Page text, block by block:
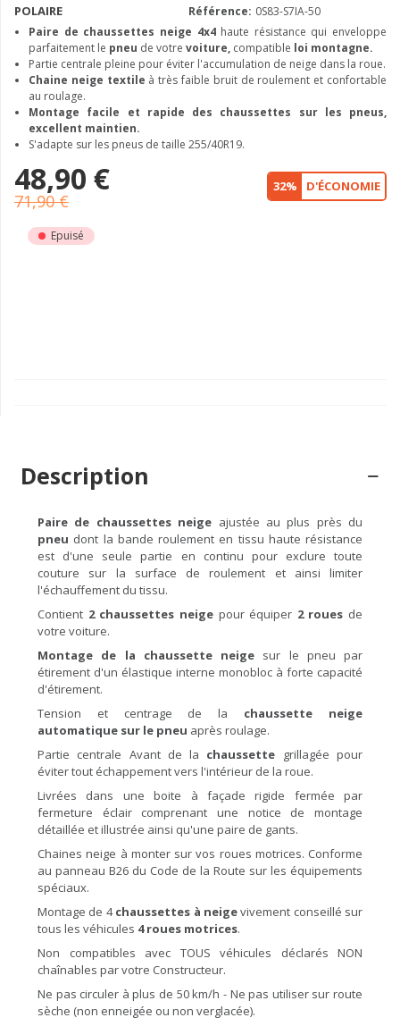
POLAIRE Référence: 0S83-S7IA-50
Paire de chaussettes neige 4x4haute résistance qui enveloppe
parfaitement le pneu de votre voiture, compatible loi montagne.
Partie centrale pleine pour éviter l'accumulation de neige dans la roue.
Chaine neige textile à très faible bruit de roulement et confortable
au roulage.
Montage facile et rapide des chaussettes sur les pneus,
excellent maintien.
S'adapte sur les pneus de taille 255/40R19.
48,90 €
71,90 €
32% D'ÉCONOMIE
Epuisé
Description
Paire de chaussettes neige ajustée au plus près du
pneu dont la bande roulement en tissu haute résistance
est d'une seule partie en continu pour exclure toute
couture sur la surface de roulement et ainsi limiter
l'échauffement du tissu.
Contient 2 chaussettes neigepour équiper 2 roues de
votre voiture.
Montage de la chaussette neige sur le pneu par
étirement d'un élastique interne monobloc à forte capacité
d'étirement.
Tension et centrage de la chaussette neige
automatique sur le pneu après roulage.
Partie centrale Avant de la chaussette grillagée pour
éviter tout échappement vers l'intérieur de la roue.
Livrées dans une boite à façade rigide fermée par
fermeture éclair comprenant une notice de montage
détaillée et illustrée ainsi qu'une paire de gants.
Chaines neige à monter sur vos roues motrices. Conforme
au panneau B26 du Code de la Route sur les équipements
spéciaux.
Montage de 4chaussettes à neigevivement conseillé sur
tous les véhicules 4 roues motrices.
Non compatibles avec TOUS véhicules déclarés NON
chaînables par votre Constructeur.
Ne pas circuler à plus de 50 km/h - Ne pas utiliser sur route
sèche (non enneigée ou non verglacée).